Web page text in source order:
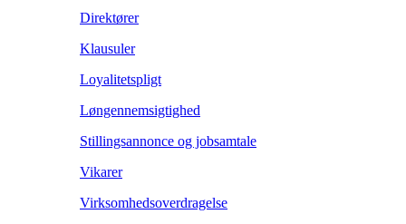
Direktører
Klausuler
Loyalitetspligt
Løngennemsigtighed
Stillingsannonce og jobsamtale
Vikarer
Virksomhedsoverdragelse